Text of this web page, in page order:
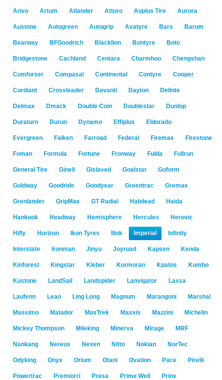
Arivo Artum Atlander Atturo Auplus Tire Aurora
Austone Autogreen Autogrip Avatyre Bars Barum
Bearway BFGoodrich Blacklion Bontyre Boto
Bridgestone Cachland Centara Charmhoo Chengshan
Comforser Compasal Continental Contyre Cooper
Cordiant Crossleader Davanti Dayton Delinte
Delmax Dmack Double Coin Doublestar Dunlop
Duraturn Durun Dynamo Effiplus Eldorado
Evergreen Falken Farroad Federal Firemax Firestone
Foman Formula Fortune Fronway Fulda Fullrun
General Tire Ginell Gislaved Goalstar Goform
Goldway Goodride Goodyear Greentrac Gremax
Grenlander GripMax GT Radial Habilead Haida
Hankook Headway Hemisphere Hercules Herovic
Hifly Horizon Ikon Tyres Ilink Imperial Infinity
Interstate Ironman Jinyu Joyroad Kapsen Kenda
Kinforest Kingstar Kleber Kormoran Kpatos Kumho
Kustone LandSail Landspider Lanvigator Lassa
Laufenn Leao Ling Long Magnum Marangoni Marshal
Massimo Matador MaxTrek Maxxis Mazzini Michelin
Mickey Thompson Mileking Minerva Mirage MRF
Nankang Nereus Nexen Nitto Nokian NorTec
Odyking Onyx Orium Otani Ovation Pace Pirelli
Powertrac Premiorri Presa Prime Well Prinx